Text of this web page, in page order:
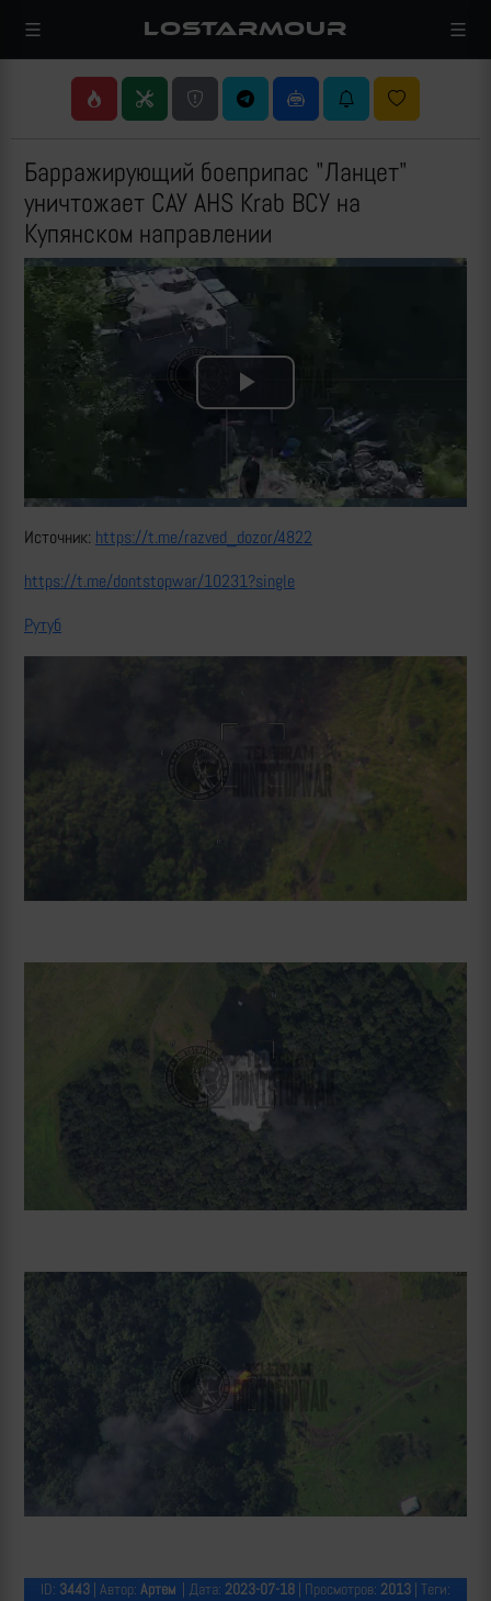
LOSTARMOUR
Барражирующий боеприпас "Ланцет"
уничтожает САУ AHS Krab ВСУ на
Купянском направлении
Play
Video
Источник: https://t.me/razved_dozor/4822
https://t.me/dontstopwar/10231?single
Рутуб
ID: 3443 | Автор: Артем | Дата: 2023-07-18 | Просмотров: 2013 | Теги: